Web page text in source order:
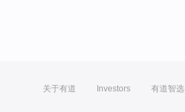
关于有道 Investors 有道智选